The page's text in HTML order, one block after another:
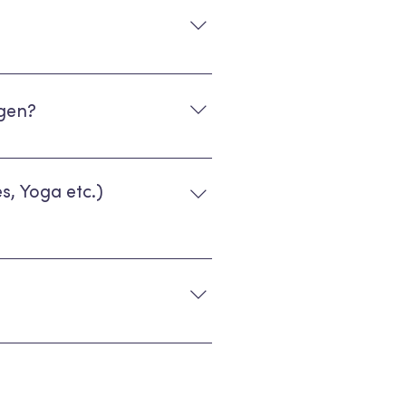
erwerben, solltest du keine
bekommst die Klasse wieder
Yoga etc.)
du kannst deine Credits für alle
Bsport Account hast. Du